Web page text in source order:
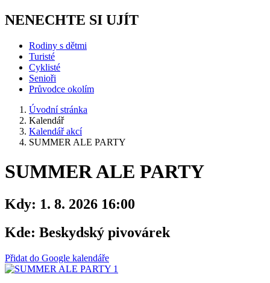
NENECHTE SI UJÍT
Rodiny s dětmi
Turisté
Cyklisté
Senioři
Průvodce okolím
Úvodní stránka
Kalendář
Kalendář akcí
SUMMER ALE PARTY
SUMMER ALE PARTY
Kdy: 1. 8. 2026 16:00
Kde: Beskydský pivovárek
Přidat do Google kalendáře